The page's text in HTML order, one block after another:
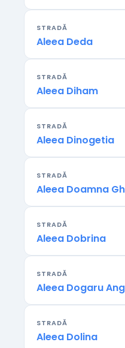
STRADĂ
Aleea Deda
STRADĂ
Aleea Diham
STRADĂ
Aleea Dinogetia
STRADĂ
Aleea Doamna
STRADĂ
Aleea Dobrina
STRADĂ
Aleea Dogaru
STRADĂ
Aleea Dolina